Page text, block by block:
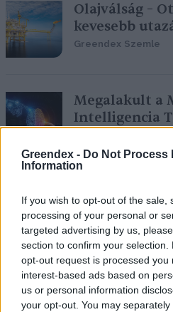
Greendex - Do Not Process
Information
If you wish to opt-out of the sale,
processing of your personal or
targeted advertising by us,
section to confirm your
opt-out request is processed you
interest-based ads based on
us or personal information
your opt-out. You may
Olajválság –
kevesebb
Greendex Szemle
Megalakult a
Intelligencia
küszöbén
Greendex Szemle
Száguld vagy